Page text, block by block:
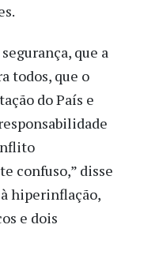
que a
todos, que o
do País e
confuso,” disse
hiperinflação,
e dois